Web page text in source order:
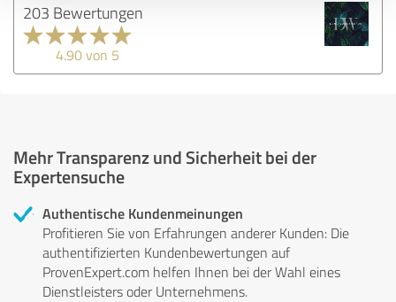
203 Bewertungen
4.90 von 5
Mehr Transparenz und Sicherheit bei der
Expertensuche
Authentische Kundenmeinungen
Profitieren Sie von Erfahrungen anderer Kunden: Die
authentifizierten Kundenbewertungen auf
ProvenExpert.com helfen Ihnen bei der Wahl eines
Dienstleisters oder Unternehmens.